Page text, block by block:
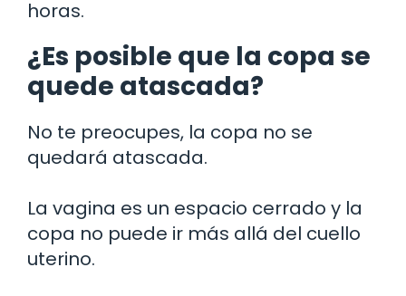
horas.
¿Es posible que la copa se
quede atascada?
No te preocupes, la copa no se
quedará atascada.
La vagina es un espacio cerrado y la
copa no puede ir más allá del cuello
uterino.